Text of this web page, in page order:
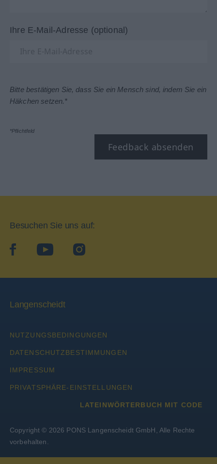
Ihre E-Mail-Adresse (optional)
Bitte bestätigen Sie, dass Sie ein Mensch sind, indem Sie ein
Häkchen setzen.*
*Pflichtfeld
Feedback absenden
Besuchen Sie uns auf:
facebookYouTube Instagram
Langenscheidt
NUTZUNGSBEDINGUNGEN
DATENSCHUTZBESTIMMUNGEN
IMPRESSUM
PRIVATSPHÄRE-EINSTELLUNGEN
LATEINWÖRTERBUCH MIT CODE
Copyright © 2026 PONS Langenscheidt GmbH, Alle Rechte
vorbehalten.